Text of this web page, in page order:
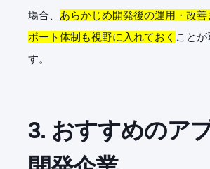
場合、 あらかじめ開発後の運用・改善
ポート体制も視野に入れておく こと
す。
3. おすすめのア